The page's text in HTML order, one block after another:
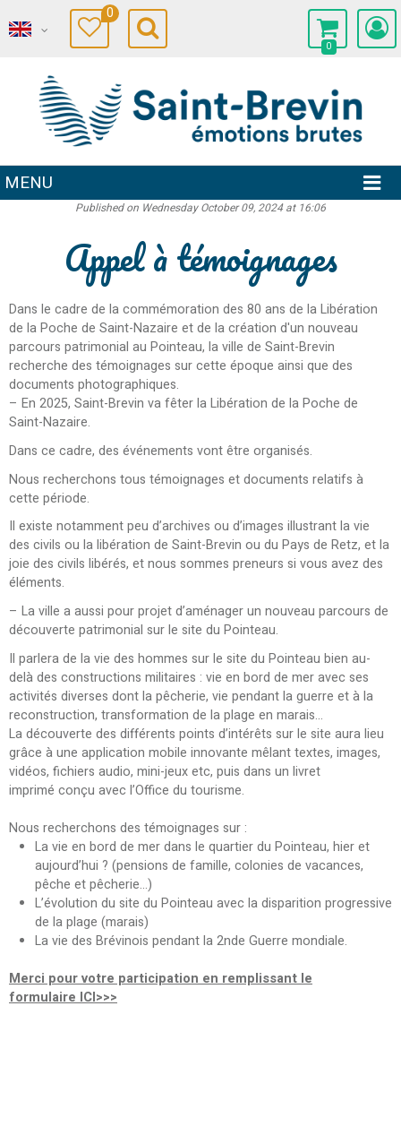
0
0
MENU
Published on Wednesday October 09, 2024 at 16:06
Appel à témoignages
Dans le cadre de la commémoration des 80 ans de la Libération
de la Poche de Saint-Nazaire et de la création d'un nouveau
parcours patrimonial au Pointeau, la ville de Saint-Brevin
recherche des témoignages sur cette époque ainsi que des
documents photographiques.
– En 2025, Saint-Brevin va fêter la Libération de la Poche de
Saint-Nazaire.
Dans ce cadre, des événements vont être organisés.
Nous recherchons tous témoignages et documents relatifs à
cette période.
Il existe notamment peu d’archives ou d’images illustrant la vie
des civils ou la libération de Saint-Brevin ou du Pays de Retz, et la
joie des civils libérés, et nous sommes preneurs si vous avez des
éléments.
– La ville a aussi pour projet d’aménager un nouveau parcours de
découverte patrimonial sur le site du Pointeau.
Il parlera de la vie des hommes sur le site du Pointeau bien au-
delà des constructions militaires : vie en bord de mer avec ses
activités diverses dont la pêcherie, vie pendant la guerre et à la
reconstruction, transformation de la plage en marais…
La découverte des différents points d’intérêts sur le site aura lieu
grâce à une application mobile innovante mêlant textes, images,
vidéos, fichiers audio, mini-jeux etc, puis dans un livret
imprimé conçu avec l’Office du tourisme.
Nous recherchons des témoignages sur :
La vie en bord de mer dans le quartier du Pointeau, hier et
aujourd’hui ? (pensions de famille, colonies de vacances,
pêche et pêcherie…)
L’évolution du site du Pointeau avec la disparition progressive
de la plage (marais)
La vie des Brévinois pendant la 2nde Guerre mondiale.
Merci pour votre participation en remplissant le
formulaire ICI>>>